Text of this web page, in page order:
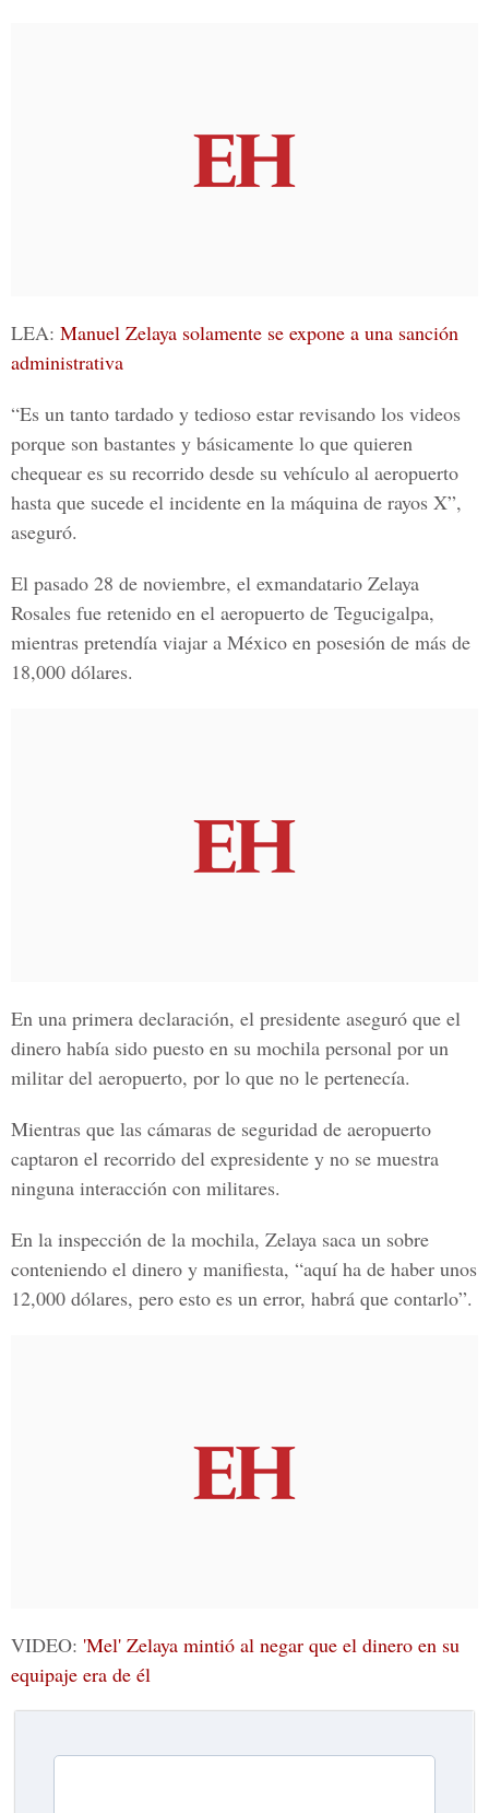
LEA: Manuel Zelaya solamente se expone a una sanción
administrativa
“Es un tanto tardado y tedioso estar revisando los videos
porque son bastantes y básicamente lo que quieren
chequear es su recorrido desde su vehículo al aeropuerto
hasta que sucede el incidente en la máquina de rayos X”,
aseguró.
El pasado 28 de noviembre, el exmandatario Zelaya
Rosales fue retenido en el aeropuerto de Tegucigalpa,
mientras pretendía viajar a México en posesión de más de
18,000 dólares.
En una primera declaración, el presidente aseguró que el
dinero había sido puesto en su mochila personal por un
militar del aeropuerto, por lo que no le pertenecía.
Mientras que las cámaras de seguridad de aeropuerto
captaron el recorrido del expresidente y no se muestra
ninguna interacción con militares.
En la inspección de la mochila, Zelaya saca un sobre
conteniendo el dinero y manifiesta, “aquí ha de haber unos
12,000 dólares, pero esto es un error, habrá que contarlo”.
VIDEO: 'Mel' Zelaya mintió al negar que el dinero en su
equipaje era de él